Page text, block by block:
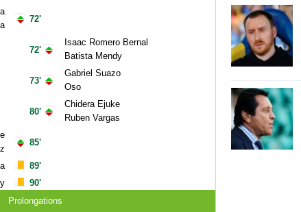
72'
72'
73'
80'
85'
89'
90'
Isaac Romero Bernal
Batista Mendy
Gabriel Suazo
Oso
Chidera Ejuke
Ruben Vargas
Prolongations